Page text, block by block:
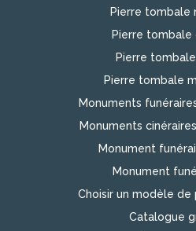
Pierre tombale
Pierre tombale
Pierre
Pierre tombale
Monuments
Monuments
Monument
Monument
Choisir un modèle
Catalogue